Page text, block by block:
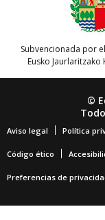
Subvencionada por
Eusko
©
Aviso legal Política
Código ético
Preferencias de